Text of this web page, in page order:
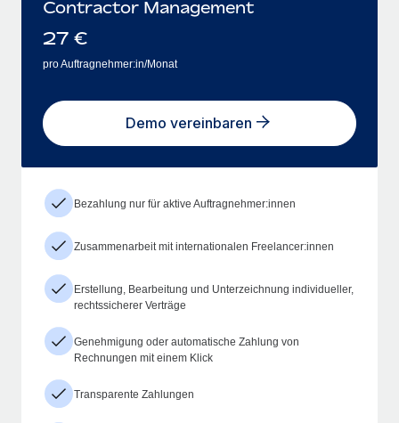
Contractor Management
27 €
pro Auftragnehmer:in/Monat
Demo vereinbaren
Bezahlung nur für aktive Auftragnehmer:innen
Zusammenarbeit mit internationalen Freelancer:innen
Erstellung, Bearbeitung und Unterzeichnung individueller,
rechtssicherer Verträge
Genehmigung oder automatische Zahlung von
Rechnungen mit einem Klick
Transparente Zahlungen